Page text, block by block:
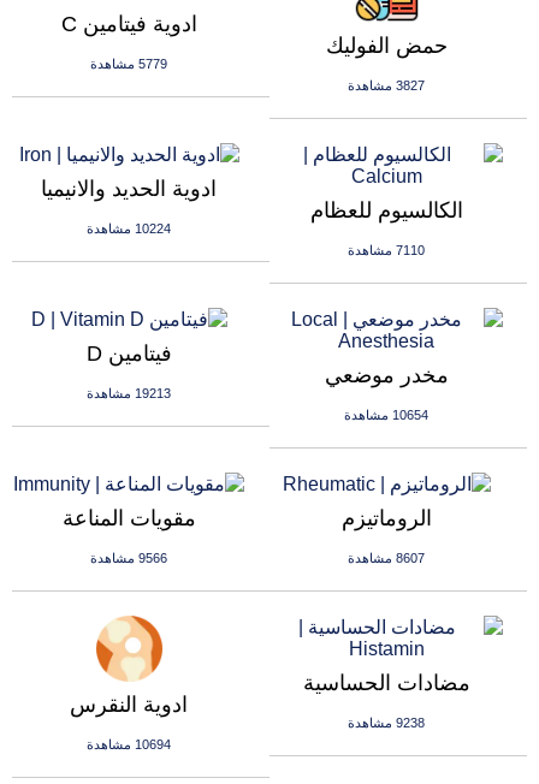
ادوية فيتامين C
5779 مشاهدة
حمض الفوليك
3827 مشاهدة
ادوية الحديد والانيميا
10224 مشاهدة
الكالسيوم للعظام
7110 مشاهدة
فيتامين D
19213 مشاهدة
مخدر موضعي
10654 مشاهدة
مقويات المناعة
9566 مشاهدة
الروماتيزم
8607 مشاهدة
ادوية النقرس
10694 مشاهدة
مضادات الحساسية
9238 مشاهدة